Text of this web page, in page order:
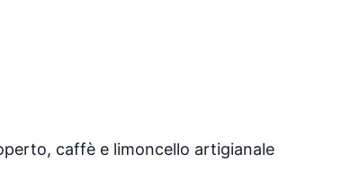
caffè e limoncello artigianale